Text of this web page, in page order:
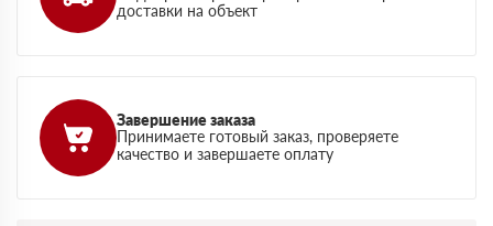
доставки на объект
Завершение заказа
Принимаете готовый заказ, проверяете
качество и завершаете оплату